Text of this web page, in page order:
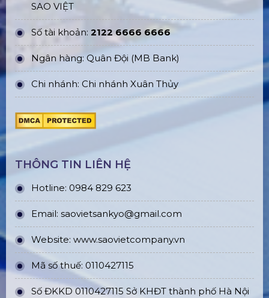
SAO VIỆT
Số tài khoản: 2122 6666 6666
Ngân hàng: Quân Đội (MB Bank)
Chi nhánh: Chi nhánh Xuân Thủy
THÔNG TIN LIÊN HỆ
Hotline: 0984 829 623
Email: saovietsankyo@gmail.com
Website: www.saovietcompany.vn
Mã số thuế: 0110427115
Số ĐKKD 0110427115 Sở KHĐT thành phố Hà Nội